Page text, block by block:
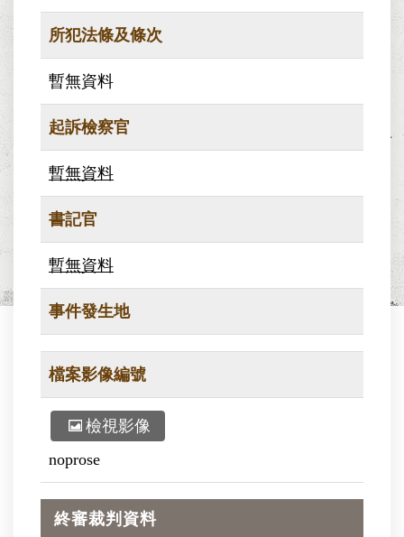
所犯法條及條次
暫無資料
起訴檢察官
暫無資料
書記官
暫無資料
事件發生地
檔案影像編號
檢視影像
noprose
終審裁判資料